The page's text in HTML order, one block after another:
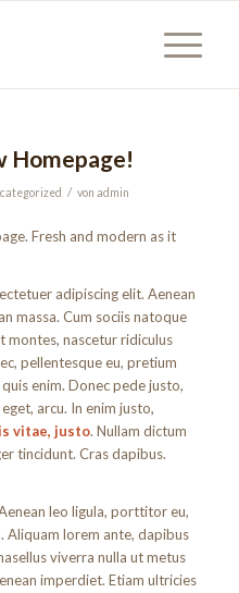
Homepage!
/ von admin
Fresh and modern as it
adipiscing elit. Aenean
massa. Cum sociis natoque
montes, nascetur ridiculus
pellentesque eu, pretium
enim. Donec pede justo,
arcu. In enim justo,
vitae, justo. Nullam dictum
tincidunt. Cras dapibus.
leo ligula, porttitor eu,
Aliquam lorem ante, dapibus
viverra nulla ut metus
imperdiet. Etiam ultricies